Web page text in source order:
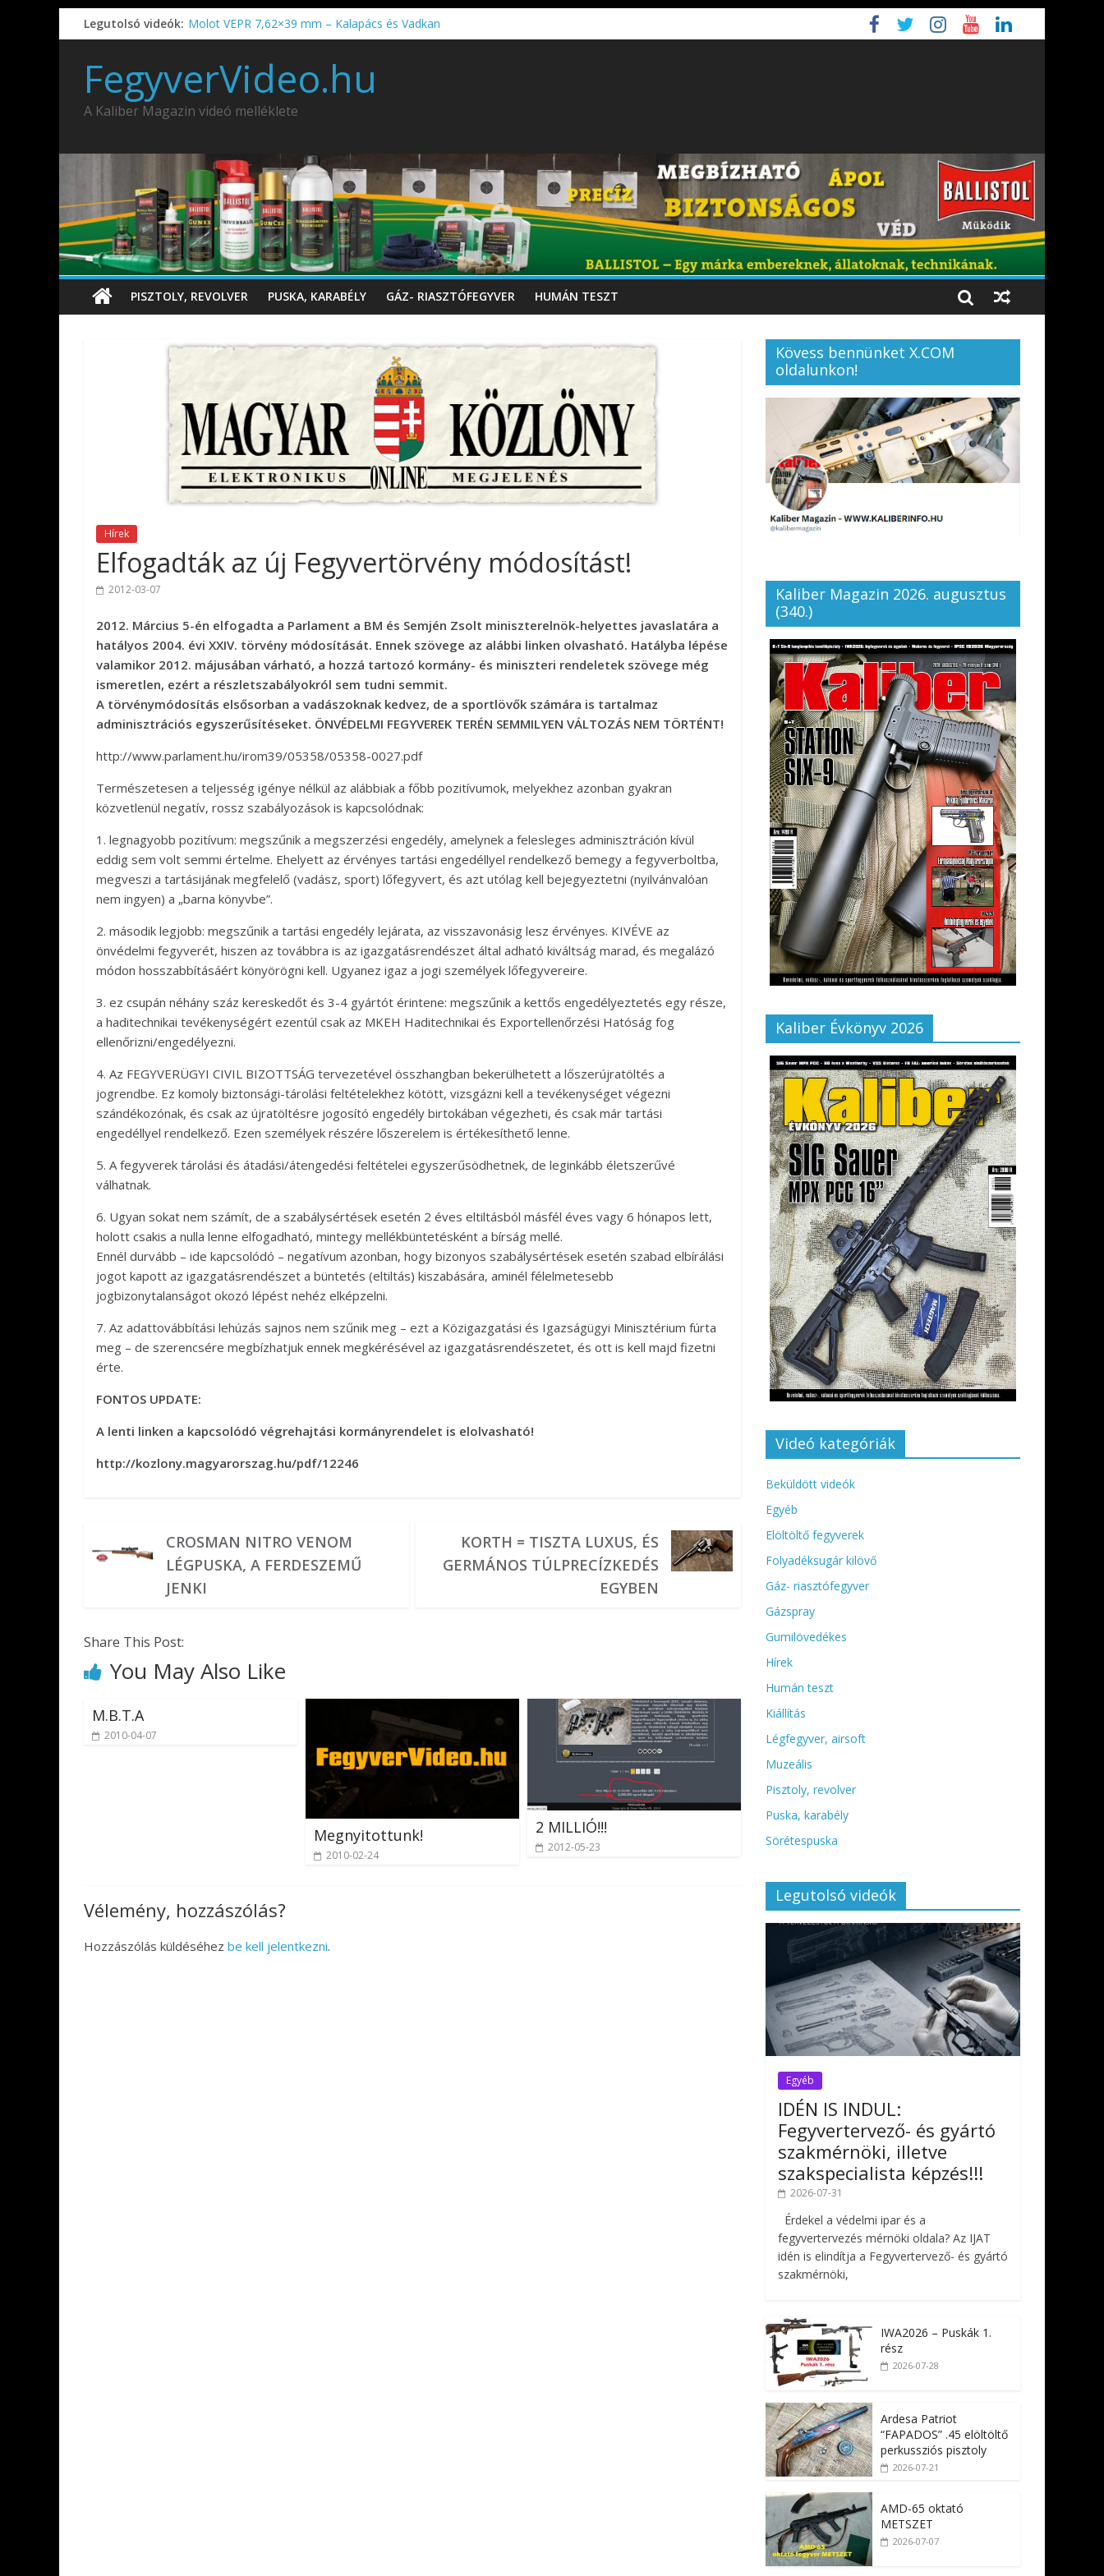
Legutolsó videók: Molot VEPR 7,62×39 mm – Kalapács és Vadkan
IDÉN IS INDUL: Fegyvertervező- és gyártó szakmérnöki, illetve szakspecialista képzés!!!
IWA2026 – Puskák 1. rész
Ardesa Patriot “FAPADOS” .45 elöltöltő perkussziós pisztoly
AMD-65 oktató METSZET
FegyverVideo.hu
A Kaliber Magazin videó melléklete
PISZTOLY, REVOLVER PUSKA, KARABÉLY GÁZ- RIASZTÓFEGYVER HUMÁN TESZT
Hírek
Elfogadták az új Fegyvertörvény módosítást!
2012-03-07
2012. Március 5-én elfogadta a Parlament a BM és Semjén Zsolt miniszterelnök-helyettes javaslatára a
hatályos 2004. évi XXIV. törvény módosítását. Ennek szövege az alábbi linken olvasható. Hatályba lépése
valamikor 2012. májusában várható, a hozzá tartozó kormány- és miniszteri rendeletek szövege még
ismeretlen, ezért a részletszabályokról sem tudni semmit.
A törvénymódosítás elsősorban a vadászoknak kedvez, de a sportlövők számára is tartalmaz
adminisztrációs egyszerűsítéseket. ÖNVÉDELMI FEGYVEREK TERÉN SEMMILYEN VÁLTOZÁS NEM TÖRTÉNT!
http://www.parlament.hu/irom39/05358/05358-0027.pdf
Természetesen a teljesség igénye nélkül az alábbiak a főbb pozitívumok, melyekhez azonban gyakran
közvetlenül negatív, rossz szabályozások is kapcsolódnak:
1. legnagyobb pozitívum: megszűnik a megszerzési engedély, amelynek a felesleges adminisztráción kívül
eddig sem volt semmi értelme. Ehelyett az érvényes tartási engedéllyel rendelkező bemegy a fegyverboltba,
megveszi a tartásijának megfelelő (vadász, sport) lőfegyvert, és azt utólag kell bejegyeztetni (nyilvánvalóan
nem ingyen) a „barna könyvbe”.
2. második legjobb: megszűnik a tartási engedély lejárata, az visszavonásig lesz érvényes. KIVÉVE az
önvédelmi fegyverét, hiszen az továbbra is az igazgatásrendészet által adható kiváltság marad, és megalázó
módon hosszabbításáért könyörögni kell. Ugyanez igaz a jogi személyek lőfegyvereire.
3. ez csupán néhány száz kereskedőt és 3-4 gyártót érintene: megszűnik a kettős engedélyeztetés egy része,
a haditechnikai tevékenységért ezentúl csak az MKEH Haditechnikai és Exportellenőrzési Hatóság fog
ellenőrizni/engedélyezni.
4. Az FEGYVERÜGYI CIVIL BIZOTTSÁG tervezetével összhangban bekerülhetett a lőszerújratöltés a
jogrendbe. Ez komoly biztonsági-tárolási feltételekhez kötött, vizsgázni kell a tevékenységet végezni
szándékozónak, és csak az újratöltésre jogosító engedély birtokában végezheti, és csak már tartási
engedéllyel rendelkező. Ezen személyek részére lőszerelem is értékesíthető lenne.
5. A fegyverek tárolási és átadási/átengedési feltételei egyszerűsödhetnek, de leginkább életszerűvé
válhatnak.
6. Ugyan sokat nem számít, de a szabálysértések esetén 2 éves eltiltásból másfél éves vagy 6 hónapos lett,
holott csakis a nulla lenne elfogadható, mintegy mellékbüntetésként a bírság mellé.
Ennél durvább – ide kapcsolódó – negatívum azonban, hogy bizonyos szabálysértések esetén szabad elbírálási
jogot kapott az igazgatásrendészet a büntetés (eltiltás) kiszabására, aminél félelmetesebb
jogbizonytalanságot okozó lépést nehéz elképzelni.
7. Az adattovábbítási lehúzás sajnos nem szűnik meg – ezt a Közigazgatási és Igazságügyi Minisztérium fúrta
meg – de szerencsére megbízhatjuk ennek megkérésével az igazgatásrendészetet, és ott is kell majd fizetni
érte.
FONTOS UPDATE:
A lenti linken a kapcsolódó végrehajtási kormányrendelet is elolvasható!
http://kozlony.magyarorszag.hu/pdf/12246
CROSMAN NITRO VENOM
LÉGPUSKA, A FERDESZEMŰ
JENKI
KORTH = TISZTA LUXUS, ÉS
GERMÁNOS TÚLPRECÍZKEDÉS
EGYBEN
Share This Post:
You May Also Like
M.B.T.A
2010-04-07
Megnyitottunk!
2010-02-24
2 MILLIÓ!!!
2012-05-23
Vélemény, hozzászólás?
Hozzászólás küldéséhez be kell jelentkezni.
Kövess bennünket X.COM
oldalunkon!
Kaliber Magazin 2026. augusztus
(340.)
Kaliber Évkönyv 2026
Videó kategóriák
Beküldött videók
Egyéb
Elöltöltő fegyverek
Folyadéksugár kilövő
Gáz- riasztófegyver
Gázspray
Gumilövedékes
Hírek
Humán teszt
Kiállítás
Légfegyver, airsoft
Muzeális
Pisztoly, revolver
Puska, karabély
Sörétespuska
Legutolsó videók
Egyéb
IDÉN IS INDUL:
Fegyvertervező- és gyártó
szakmérnöki, illetve
szakspecialista képzés!!!
2026-07-31
Érdekel a védelmi ipar és a
fegyvertervezés mérnöki oldala? Az IJAT
idén is elindítja a Fegyvertervező- és gyártó
szakmérnöki,
IWA2026 – Puskák 1.
rész
2026-07-28
Ardesa Patriot
“FAPADOS” .45 elöltöltő
perkussziós pisztoly
2026-07-21
AMD-65 oktató
METSZET
2026-07-07